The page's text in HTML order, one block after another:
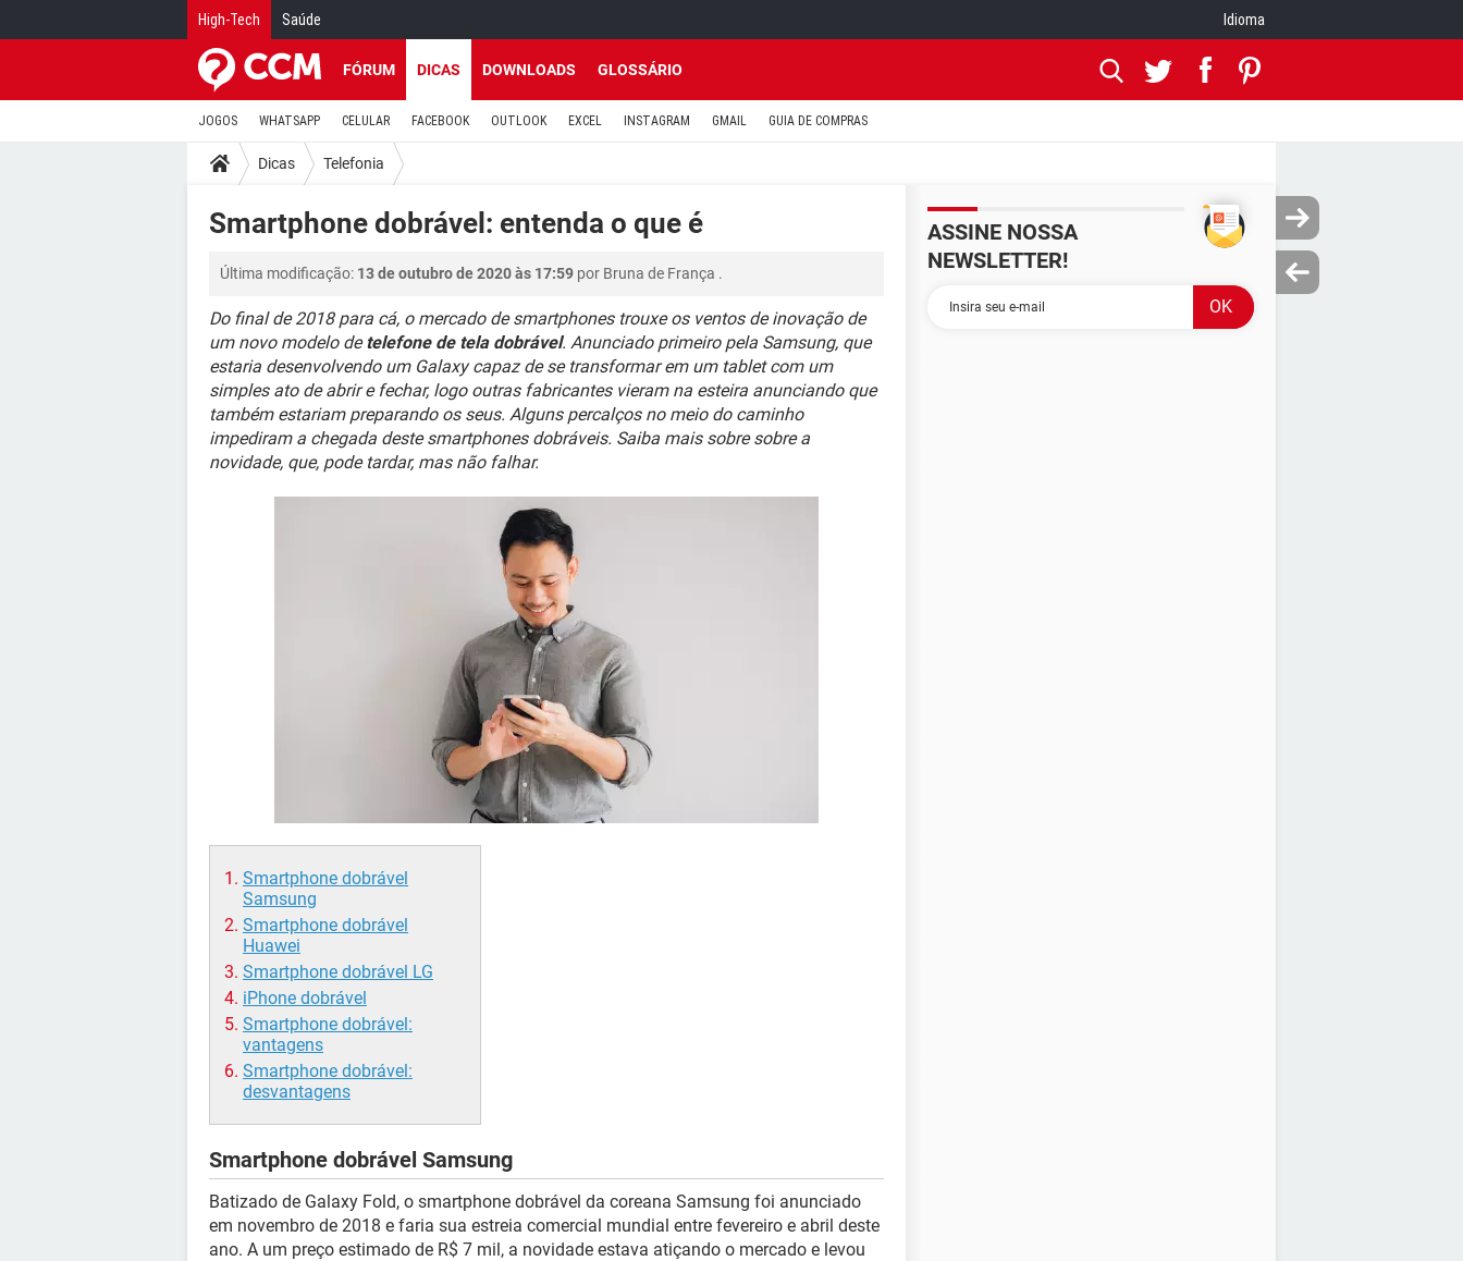
High-Tech Saúde Idioma
FÓRUM DICAS DOWNLOADS GLOSSÁRIO
JOGOS WHATSAPP CELULAR FACEBOOK OUTLOOK EXCEL INSTAGRAM GMAIL GUIA DE COMPRAS
Dicas Telefonia
Smartphone dobrável: entenda o que é
Última modificação: 13 de outubro de 2020 às 17:59 por Bruna de França .
Do final de 2018 para cá, o mercado de smartphones trouxe os ventos de inovação de
um novo modelo detelefone de tela dobrável. Anunciado primeiro pela Samsung, que
estaria desenvolvendo um Galaxy capaz de se transformar em um tablet com um
simples ato de abrir e fechar, logo outras fabricantes vieram na esteira anunciando que
também estariam preparando os seus. Alguns percalços no meio do caminho
impediram a chegada deste smartphones dobráveis. Saiba mais sobre sobre a
novidade, que, pode tardar, mas não falhar.
Smartphone dobrável
Samsung
Smartphone dobrável
Huawei
Smartphone dobrável LG
iPhone dobrável
Smartphone dobrável:
vantagens
Smartphone dobrável:
desvantagens
Smartphone dobrável Samsung
Batizado de Galaxy Fold, o smartphone dobrável da coreana Samsung foi anunciado
em novembro de 2018 e faria sua estreia comercial mundial entre fevereiro e abril deste
ano. A um preço estimado de R$ 7 mil, a novidade estava atiçando o mercado e levou
ASSINE NOSSA
NEWSLETTER!